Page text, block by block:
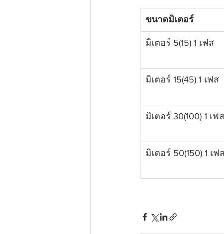
ขนาดมิเตอร์
มิเตอร์ 5(15) 1 เฟส
มิเตอร์ 15(45) 1 เฟส
มิเตอร์ 30(100) 1 เฟส
มิเตอร์ 50(150) 1 เฟ